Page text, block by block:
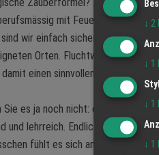
mit Feuer
wir einfach sicher. Sind
Orten. Fluchtwege frei und
einen sinnvollen Beitrag zum
es ja noch nicht: die guten
und lehrreich. Endlich mal einen
fühlt es sich an, wie eine
↓ 2
↓ 1
↓ 1
↓ 1